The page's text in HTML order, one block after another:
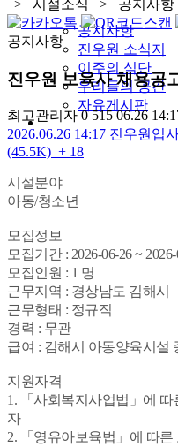
공지사항
진우원 소식지
이주의 식단
우리들의 공간
자유게시판
> 시설소식 > 공지사항
공지사항
진우원 보육사 채용공
최고관리자 051506.26
2026.06.26 14:17 진우원입
(45.5K) + 18
시설분야
아동/청소년
모집정보
모집기간 : 2026-06-26 ~
모집인원 : 1 명
근무지역 : 경상남도 김해시
근무형태 : 정규직
경력 : 무관
급여 : 김해시 아동양육시설
지원자격
1. 「사회복지사업법」에 따
자
2. 「영유아보육법」에 따